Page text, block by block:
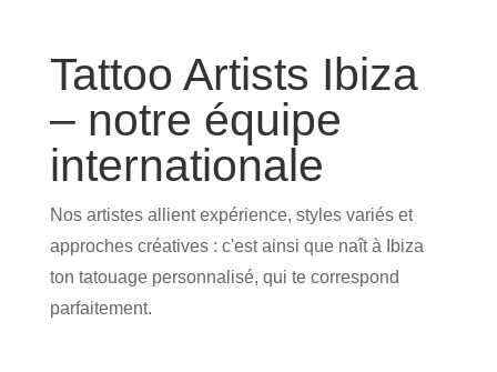
Tattoo Artists Ibiza
– notre équipe
internationale
Nos artistes allient expérience, styles variés et
approches créatives : c'est ainsi que naît à Ibiza
ton tatouage personnalisé, qui te correspond
parfaitement.